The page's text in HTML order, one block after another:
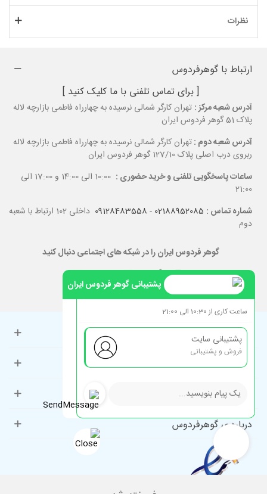
نظرات
ارتباط با گوهرفردوس
[ برای تماس تلفنی با ما کلیک کنید ]
آدرس شعبه مرکز : تهران کارگر شمالی نرسیده به چهارراه فاطمی بازارچه لاله
پلاک 51 گوهر فردوس ایران
آدرس شعبه دوم :تهران کارگر شمالی نرسیده به چهارراه فاطمی بازارچه لاله
ربروی درب اصلی پلاک 127/10 گوهر فردوس ایران
ساعات پاسخگویی تلفنی و خرید حضوری :
10:00 الی 14:00 و 17:00 الی
21:00
شماره تماس : 02188952085
-
09128483558
داخلی 102 ارتباط با شعبه
دوم
گوهر فردوس ایران را در شبکه های اجتماعی دنبال کنید
حساب کاربری
راهنمای مشتریان
دسته‌بندی‌های پرطرفدار
درباره ی گوهرفردوس
پشتیبانی گوهر فردوس ایران
ساعت کاری از 10:30 الی 21:00
پشتیبانی سایت
فروش و پشتیبانی